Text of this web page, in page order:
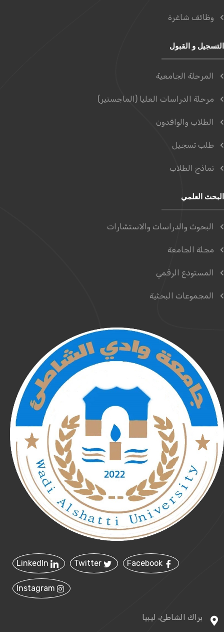
وظائف شاغرة
التسجيل و القبول
المرحلة الجامعية
مرحلة الدراسات العليا (الماجستير)
الطلاب والوافدون
طلب تسجيل
نماذج الطلاب
البحث العلمي
البحوث والدراسات والاستشارات
مجلة الجامعة
المستودع الرقمي
المجموعات البحثية
براك الشاطئ، ليبيا